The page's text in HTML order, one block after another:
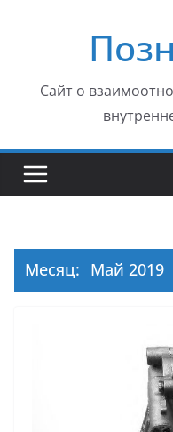
содержимому
Сайт о
Месяц: Май 2019